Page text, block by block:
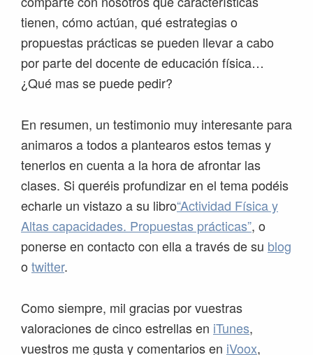
tienen, cómo actúan, qué estrategias o
propuestas prácticas se pueden llevar a cabo
por parte del docente de educación física…
¿Qué mas se puede pedir?
En resumen, un testimonio muy interesante para
animaros a todos a plantearos estos temas y
tenerlos en cuenta a la hora de afrontar las
clases. Si queréis profundizar en el tema podéis
echarle un vistazo a su libro“Actividad Física y
Altas capacidades. Propuestas prácticas”, o
ponerse en contacto con ella a través de su blog
o twitter.
Como siempre, mil gracias por vuestras
valoraciones de cinco estrellas en iTunes,
vuestros me gusta y comentarios en iVoox,